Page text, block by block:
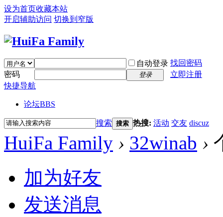
设为首页收藏本站
开启辅助访问 切换到窄版
自动登录 找回密码
密码
登录
立即注册
快捷导航
论坛BBS
搜索 搜索 热搜: 活动 交友 discuz
HuiFa Family › 32winab ›
加为好友
发送消息